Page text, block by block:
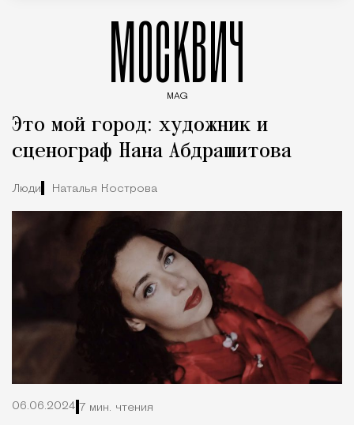
МОСКВИЧ
MAG
Это мой город: художник и
сценограф Нана Абдрашитова
Люди Наталья Кострова
06.06.2024 7 мин. чтения